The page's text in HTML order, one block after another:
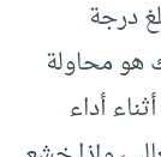
درجة
هو محاولة
أداء